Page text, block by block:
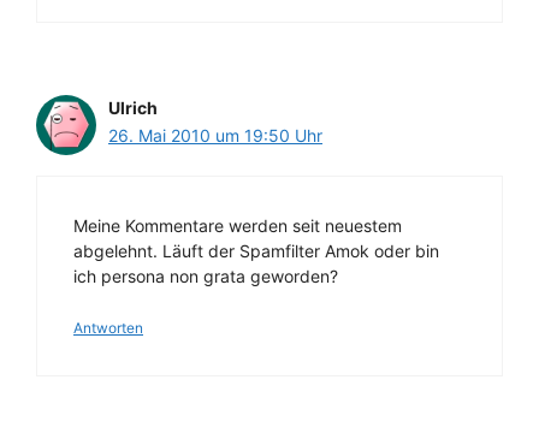
Ulrich
26. Mai 2010 um 19:50 Uhr
Meine Kommentare werden seit neuestem
abgelehnt. Läuft der Spamfilter Amok oder bin
ich persona non grata geworden?
Antworten